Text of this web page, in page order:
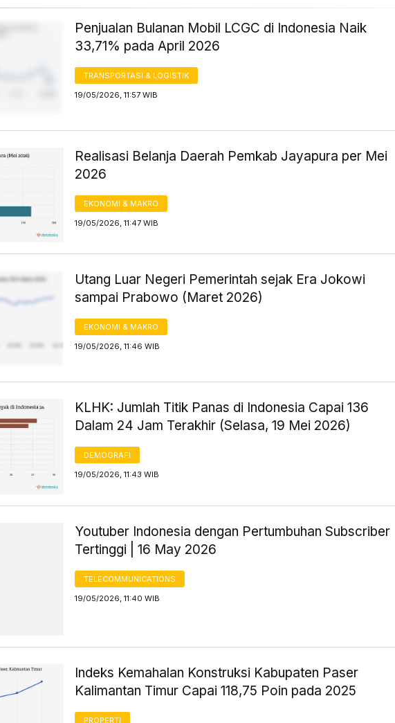
Penjualan Bulanan Mobil LCGC di Indonesia Naik
33,71% pada April 2026
TRANSPORTASI & LOGISTIK
19/05/2026, 11:57 WIB
Realisasi Belanja Daerah Pemkab Jayapura per Mei
2026
EKONOMI & MAKRO
19/05/2026, 11:47 WIB
Utang Luar Negeri Pemerintah sejak Era Jokowi
sampai Prabowo (Maret 2026)
EKONOMI & MAKRO
19/05/2026, 11:46 WIB
KLHK: Jumlah Titik Panas di Indonesia Capai 136
Dalam 24 Jam Terakhir (Selasa, 19 Mei 2026)
DEMOGRAFI
19/05/2026, 11:43 WIB
Youtuber Indonesia dengan Pertumbuhan Subscriber
Tertinggi | 16 May 2026
TELECOMMUNICATIONS
19/05/2026, 11:40 WIB
Indeks Kemahalan Konstruksi Kabupaten Paser
Kalimantan Timur Capai 118,75 Poin pada 2025
PROPERTI